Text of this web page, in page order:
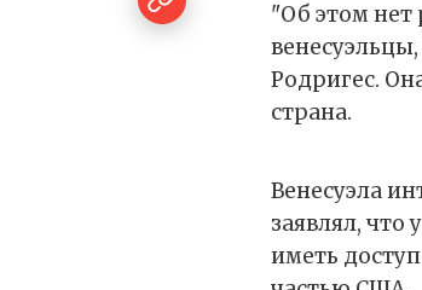
"Об этом нет
Родригес.
страна.
Венесуэла
заявлял,
иметь